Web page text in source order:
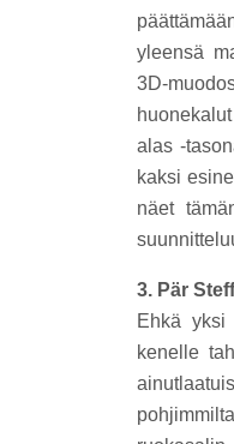
yleensä
3D-
alas -
kaksi
näet
3. Pär
Ehkä yksi
kenelle